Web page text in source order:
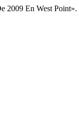
2009 En West Point».